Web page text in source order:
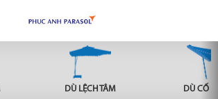
DÙ LỆCH TÂM DÙ CỐ